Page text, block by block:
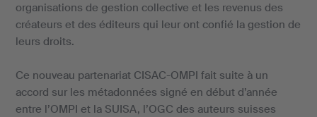
organisations de gestion collective et les revenus des
créateurs et des éditeurs qui leur ont confié la gestion de
leurs droits.
Ce nouveau partenariat CISAC-OMPI fait suite à un
accord sur les métadonnées signé en début d’année
entre l’OMPI et la SUISA, l’OGC des auteurs suisses